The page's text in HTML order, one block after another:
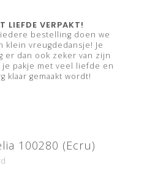
LIEFDE VERPAKT!
bestelling doen we
klein vreugdedansje! Je
er dan ook zeker van zijn
je pakje met veel liefde en
klaar gemaakt wordt!
100280 (Ecru)